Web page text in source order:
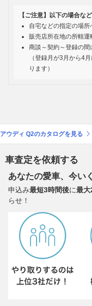
【ご注意】以下の場合な
自宅などの指定の場
販売店所在地の所轄
商談～契約～登録の
（登録月が3月から4
ります）
アウディ Q2のカタログを見る
車査定を依頼する
あなたの愛車、今い
申込み最短3時間後に最
らせ！